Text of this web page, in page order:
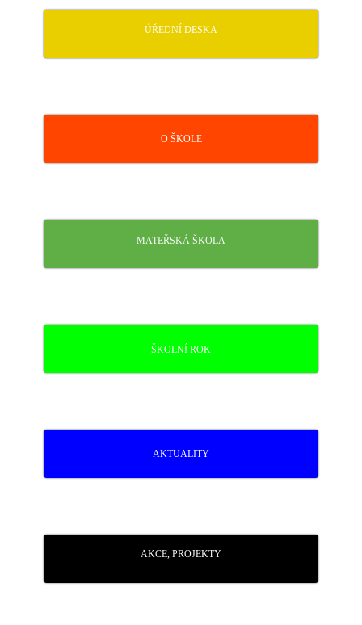
ÚŘEDNÍ DESKA
O ŠKOLE
MATEŘSKÁ ŠKOLA
ŠKOLNÍ ROK
AKTUALITY
AKCE, PROJEKTY